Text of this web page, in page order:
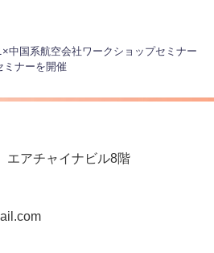
×中国系航空会社ワークショップセミナー
ミナーを開催
アチャイナビル8階